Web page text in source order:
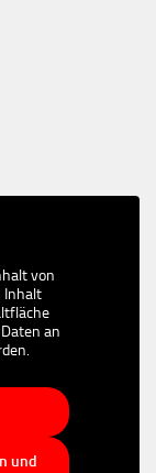
von
Inhalt
an
und